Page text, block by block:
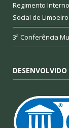
Regimento
Social de
3ª Conferência